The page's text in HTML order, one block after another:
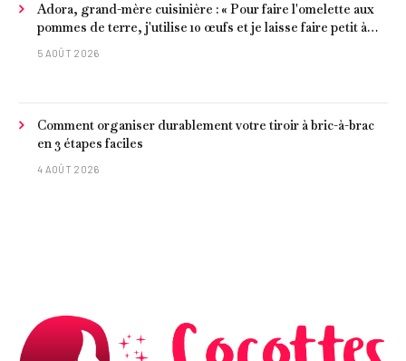
Adora, grand-mère cuisinière : « Pour faire l'omelette aux
pommes de terre, j'utilise 10 œufs et je laisse faire petit à
petit »
5 AOÛT 2026
Comment organiser durablement votre tiroir à bric-à-brac
en 3 étapes faciles
4 AOÛT 2026